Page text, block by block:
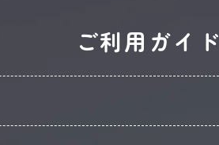
ご利用ガイド